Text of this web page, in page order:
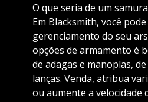
O que seria de um
Em Blacksmith, você
gerenciamento do seu
opções de armamento é
de adagas e manoplas,
lanças. Venda, atribua
ou aumente a velocidade